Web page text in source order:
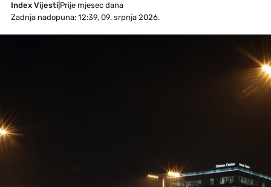
Index Vijesti
Prije mjesec dana
Zadnja nadopuna: 12:39, 09. srpnja 2026.